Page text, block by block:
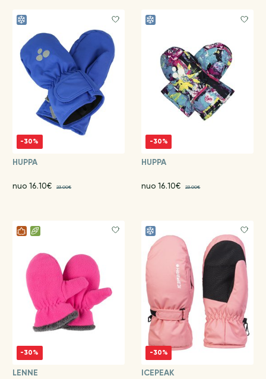
-30%
HUPPA
nuo 16.10€ 23.00€
-30%
HUPPA
nuo 16.10€ 23.00€
-30%
LENNE
-30%
ICEPEAK